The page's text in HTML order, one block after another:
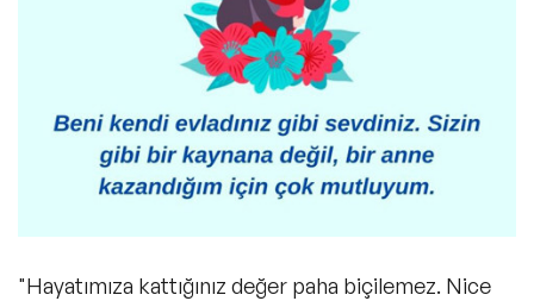
"Hayatımıza kattığınız değer paha biçilemez. Nice